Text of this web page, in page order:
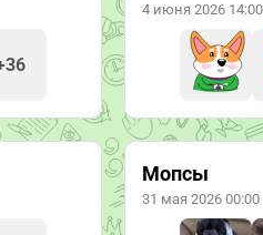
4 июня 2026 14:00
Мопсы
31 мая 2026 00:00